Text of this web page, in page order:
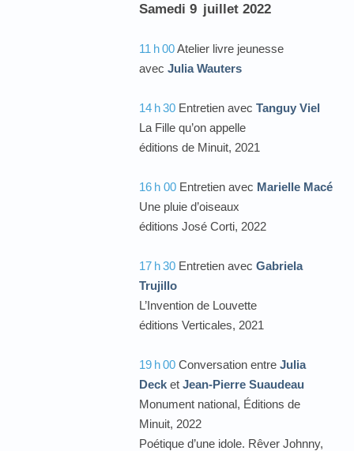
Samedi 9 juillet 2022
11 h00Atelier livre jeunesse
avec Julia Wauters
14 h30 Entretien avecTanguy Viel
La Fille qu’on appelle
éditions de Minuit, 2021
16 h 00 Entretien avec Marielle Macé
Une pluie d’oiseaux
éditions José Corti, 2022
17 h30 Entretien avecGabriela
Trujillo
L’Invention de Louvette
éditions Verticales, 2021
19 h00 Conversation entreJulia
Decket Jean-Pierre Suaudeau
Monument national, Éditions de
Minuit, 2022
Poétique d’une idole. Rêver Johnny,